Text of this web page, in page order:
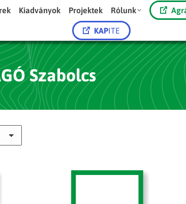
Kiadványok Projektek Rólunk
KAPITE
Szabolcs